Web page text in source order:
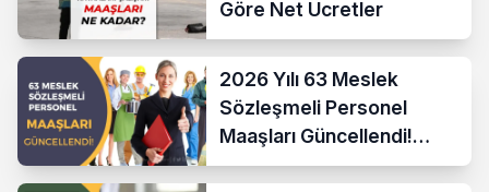
Göre Net Ücretler
2026 Yılı 63 Meslek
Sözleşmeli Personel
Maaşları Güncellendi!
Hesaplama Formülü ve